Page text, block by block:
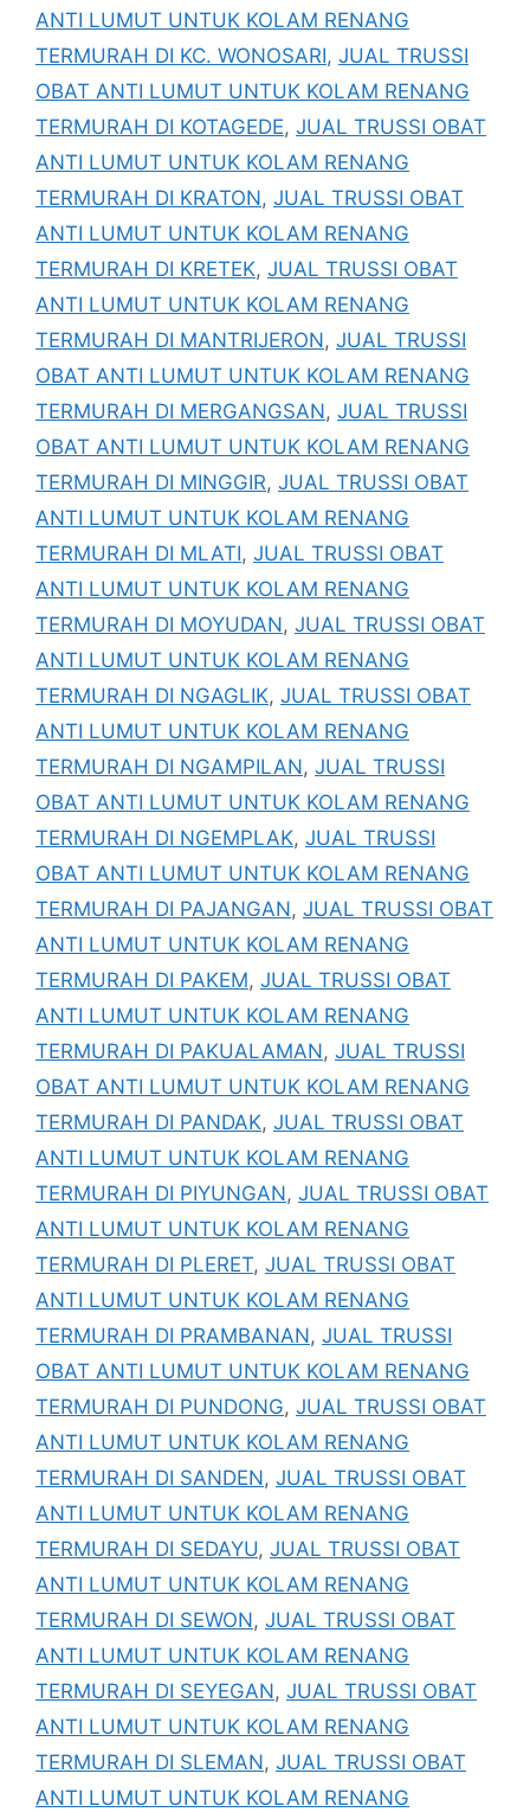
ANTI LUMUT UNTUK KOLAM RENANG
TERMURAH DI KC. WONOSARI, JUAL TRUSSI
OBAT ANTI LUMUT UNTUK KOLAM RENANG
TERMURAH DI KOTAGEDE, JUAL TRUSSI OBAT
ANTI LUMUT UNTUK KOLAM RENANG
TERMURAH DI KRATON, JUAL TRUSSI OBAT
ANTI LUMUT UNTUK KOLAM RENANG
TERMURAH DI KRETEK, JUAL TRUSSI OBAT
ANTI LUMUT UNTUK KOLAM RENANG
TERMURAH DI MANTRIJERON, JUAL TRUSSI
OBAT ANTI LUMUT UNTUK KOLAM RENANG
TERMURAH DI MERGANGSAN, JUAL TRUSSI
OBAT ANTI LUMUT UNTUK KOLAM RENANG
TERMURAH DI MINGGIR, JUAL TRUSSI OBAT
ANTI LUMUT UNTUK KOLAM RENANG
TERMURAH DI MLATI, JUAL TRUSSI OBAT
ANTI LUMUT UNTUK KOLAM RENANG
TERMURAH DI MOYUDAN, JUAL TRUSSI OBAT
ANTI LUMUT UNTUK KOLAM RENANG
TERMURAH DI NGAGLIK, JUAL TRUSSI OBAT
ANTI LUMUT UNTUK KOLAM RENANG
TERMURAH DI NGAMPILAN, JUAL TRUSSI
OBAT ANTI LUMUT UNTUK KOLAM RENANG
TERMURAH DI NGEMPLAK, JUAL TRUSSI
OBAT ANTI LUMUT UNTUK KOLAM RENANG
TERMURAH DI PAJANGAN, JUAL TRUSSI OBAT
ANTI LUMUT UNTUK KOLAM RENANG
TERMURAH DI PAKEM, JUAL TRUSSI OBAT
ANTI LUMUT UNTUK KOLAM RENANG
TERMURAH DI PAKUALAMAN, JUAL TRUSSI
OBAT ANTI LUMUT UNTUK KOLAM RENANG
TERMURAH DI PANDAK, JUAL TRUSSI OBAT
ANTI LUMUT UNTUK KOLAM RENANG
TERMURAH DI PIYUNGAN, JUAL TRUSSI OBAT
ANTI LUMUT UNTUK KOLAM RENANG
TERMURAH DI PLERET, JUAL TRUSSI OBAT
ANTI LUMUT UNTUK KOLAM RENANG
TERMURAH DI PRAMBANAN, JUAL TRUSSI
OBAT ANTI LUMUT UNTUK KOLAM RENANG
TERMURAH DI PUNDONG, JUAL TRUSSI OBAT
ANTI LUMUT UNTUK KOLAM RENANG
TERMURAH DI SANDEN, JUAL TRUSSI OBAT
ANTI LUMUT UNTUK KOLAM RENANG
TERMURAH DI SEDAYU, JUAL TRUSSI OBAT
ANTI LUMUT UNTUK KOLAM RENANG
TERMURAH DI SEWON, JUAL TRUSSI OBAT
ANTI LUMUT UNTUK KOLAM RENANG
TERMURAH DI SEYEGAN, JUAL TRUSSI OBAT
ANTI LUMUT UNTUK KOLAM RENANG
TERMURAH DI SLEMAN, JUAL TRUSSI OBAT
ANTI LUMUT UNTUK KOLAM RENANG